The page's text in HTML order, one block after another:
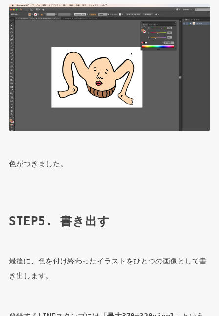
色がつきました。
STEP5. 書き出す
最後に、色を付け終わったイラストをひとつの画像として書
き出します。